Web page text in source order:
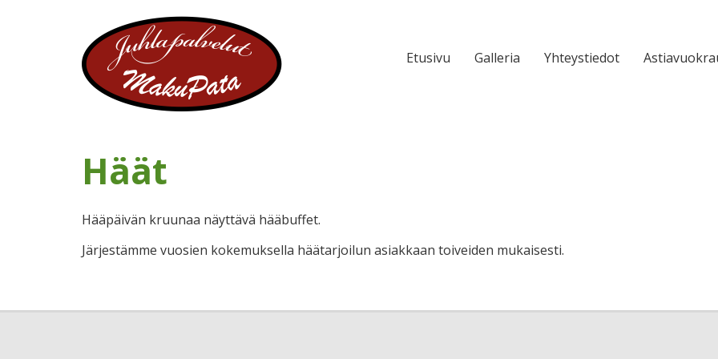
Etusivu Galleria Yhteystiedot
Häät
Hääpäivän kruunaa näyttävä hääbuffet.
Järjestämme vuosien kokemuksella häätarjoilun asiakkaan toiveiden mukaisesti.